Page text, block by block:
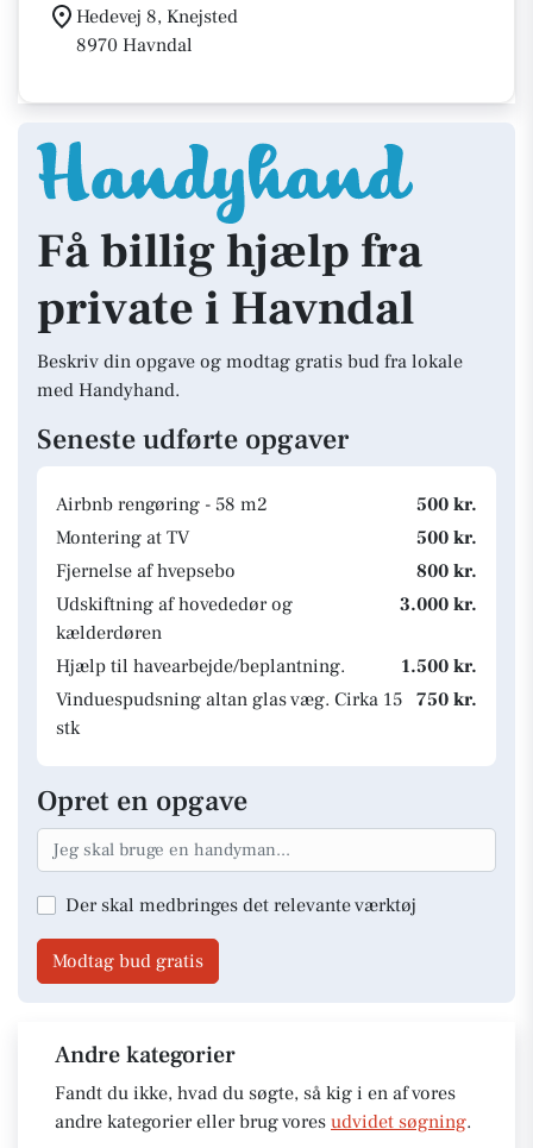
Hedevej 8, Knejsted
8970 Havndal
Få billig hjælp fra
private i Havndal
Beskriv din opgave og modtag gratis bud fra lokale
med Handyhand.
Seneste udførte opgaver
Airbnb rengøring - 58 m2
500 kr.
Montering at TV
500 kr.
Fjernelse af hvepsebo
800 kr.
Udskiftning af hovededør og
kælderdøren
3.000 kr.
Hjælp til havearbejde/beplantning.
1.500 kr.
Vinduespudsning altan glas væg. Cirka 15
stk
750 kr.
Opret en opgave
Der skal medbringes det relevante værktøj
Modtag bud gratis
Andre kategorier
Fandt du ikke, hvad du søgte, så kig i en af vores
andre kategorier eller brug vores udvidet søgning.